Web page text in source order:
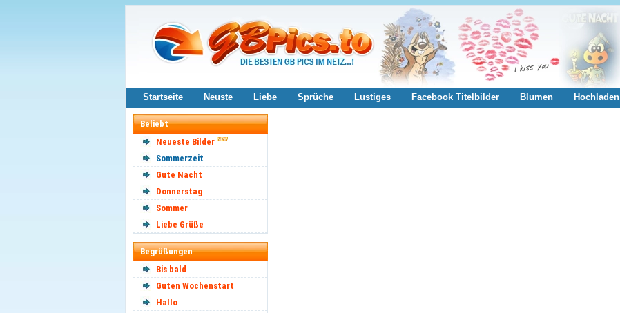
Startseite Neuste Liebe Sprüche Lustiges Facebook Titelbilder Blumen Hochladen
Beliebt
Neueste Bilder
Sommerzeit
Gute Nacht
Donnerstag
Sommer
Liebe Grüße
Begrüßungen
Bis bald
Guten Wochenstart
Hallo